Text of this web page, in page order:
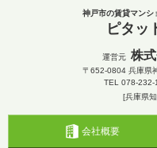
神戸市の賃貸マンシ
ピタッ
運営元 株
〒652-0804 兵庫県
TEL 078-232-
[兵庫県
会社概要